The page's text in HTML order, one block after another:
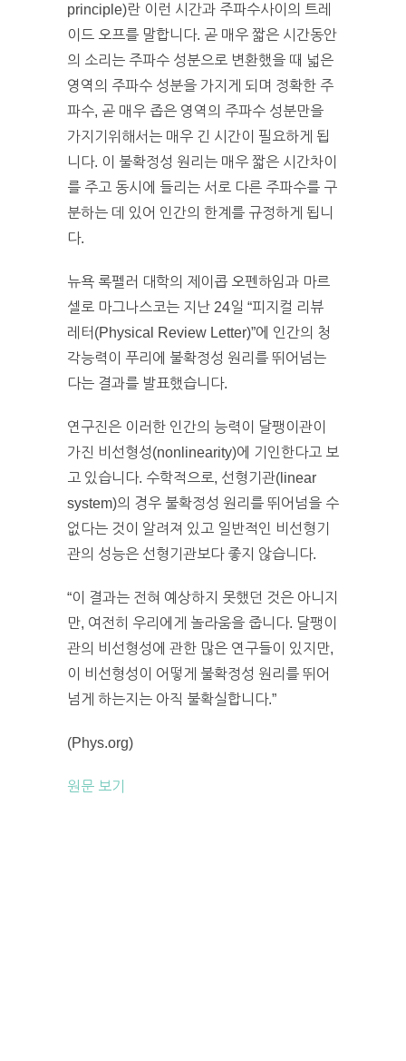
principle)란 이런 시간과 주파수사이의 트레
이드 오프를 말합니다. 곧 매우 짧은 시간동안
의 소리는 주파수 성분으로 변환했을 때 넓은
영역의 주파수 성분을 가지게 되며 정확한 주
파수, 곧 매우 좁은 영역의 주파수 성분만을
가지기위해서는 매우 긴 시간이 필요하게 됩
니다. 이 불확정성 원리는 매우 짧은 시간차이
를 주고 동시에 들리는 서로 다른 주파수를 구
분하는 데 있어 인간의 한계를 규정하게 됩니
다.
뉴욕 록펠러 대학의 제이콥 오펜하임과 마르
셀로 마그나스코는 지난 24일 “피지컬 리뷰
레터(Physical Review Letter)”에 인간의 청
각능력이 푸리에 불확정성 원리를 뛰어넘는
다는 결과를 발표했습니다.
연구진은 이러한 인간의 능력이 달팽이관이
가진 비선형성(nonlinearity)에 기인한다고 보
고 있습니다. 수학적으로, 선형기관(linear
system)의 경우 불확정성 원리를 뛰어넘을 수
없다는 것이 알려져 있고 일반적인 비선형기
관의 성능은 선형기관보다 좋지 않습니다.
“이 결과는 전혀 예상하지 못했던 것은 아니지
만, 여전히 우리에게 놀라움을 줍니다. 달팽이
관의 비선형성에 관한 많은 연구들이 있지만,
이 비선형성이 어떻게 불확정성 원리를 뛰어
넘게 하는지는 아직 불확실합니다.”
(Phys.org)
원문 보기